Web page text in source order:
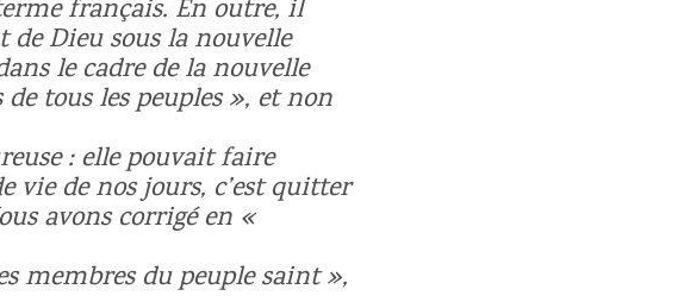
français. En outre, il
de Dieu sous la nouvelle
le cadre de la nouvelle
tous les peuples », et non
: elle pouvait faire
vie de nos jours, c’est quitter
avons corrigé en «
membres du peuple saint »,